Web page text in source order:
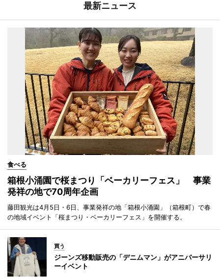
最新ニュース
食べる
箱根小涌園で桜まつり「ベーカリーフェス」 事業
発祥の地で70周年企画
藤田観光は4月5日・6日、事業発祥の地「箱根小涌園」（箱根町）で春
の地域イベント「桜まつり・ベーカリーフェス」を開催する。
買う
ジーンズ移動販売の「デニムマン」がアニバーサリ
ーイベント